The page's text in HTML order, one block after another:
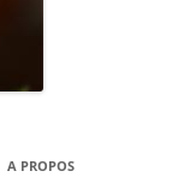
A PROPOS